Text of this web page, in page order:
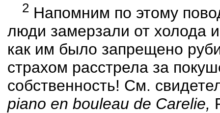
2 Напомним по этому
люди замерзали от холода
как им было запрещено
страхом расстрела за
собственность! См.
piano en bouleau de Carelie,